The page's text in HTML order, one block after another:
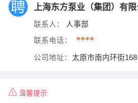
上海东方泵业（集团）有
联系人： 人事部
联系电话： ****
公司地址： 太原市南内环街
温馨提示